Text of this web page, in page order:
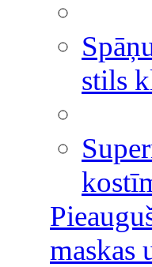
stils
maskas